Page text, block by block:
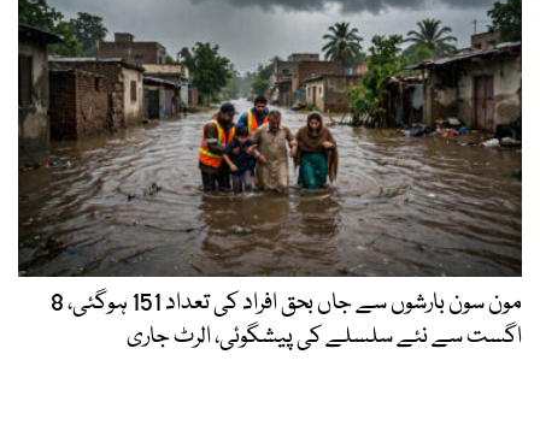
مون سون بارشوں سے جاں بحق افراد کی تعداد 151 ہوگئی، 8
اگست سے نئے سلسلے کی پیشگوئی، الرٹ جاری